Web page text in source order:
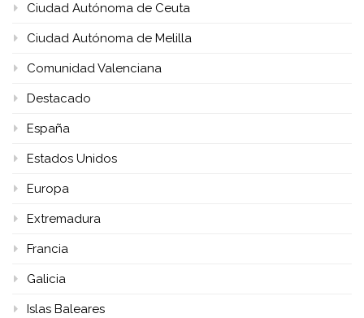
Ciudad Autónoma de Ceuta
Ciudad Autónoma de Melilla
Comunidad Valenciana
Destacado
España
Estados Unidos
Europa
Extremadura
Francia
Galicia
Islas Baleares